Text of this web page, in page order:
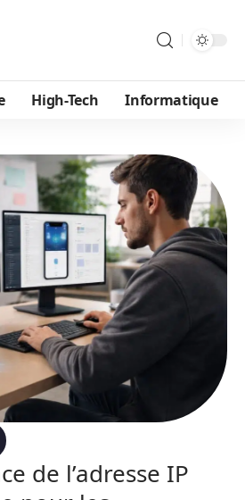
High-Tech Informatique
de l’adresse IP